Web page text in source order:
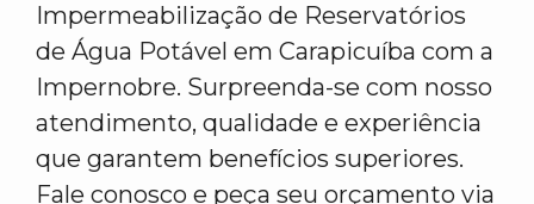
Impermeabilização de Reservatórios
de Água Potável em Carapicuíba com a
Impernobre. Surpreenda-se com nosso
atendimento, qualidade e experiência
que garantem benefícios superiores.
Fale conosco e peça seu orçamento via